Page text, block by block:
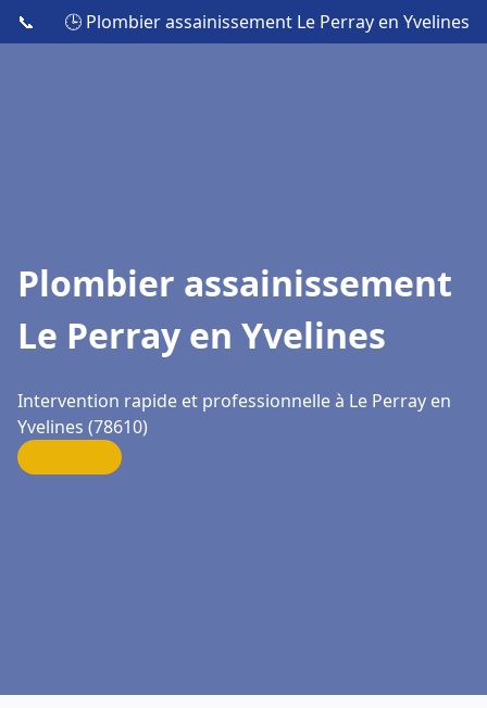
📞 🕒 Plombier assainissement Le Perray en Yvelines
Plombier assainissement
Le Perray en Yvelines
Intervention rapide et professionnelle à Le Perray en
Yvelines (78610)